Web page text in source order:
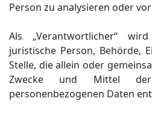
Person zu analysieren oder
Als „Verantwortlicher“
juristische Person, Behörde,
Stelle, die allein oder
Zwecke und Mittel
personenbezogenen Daten